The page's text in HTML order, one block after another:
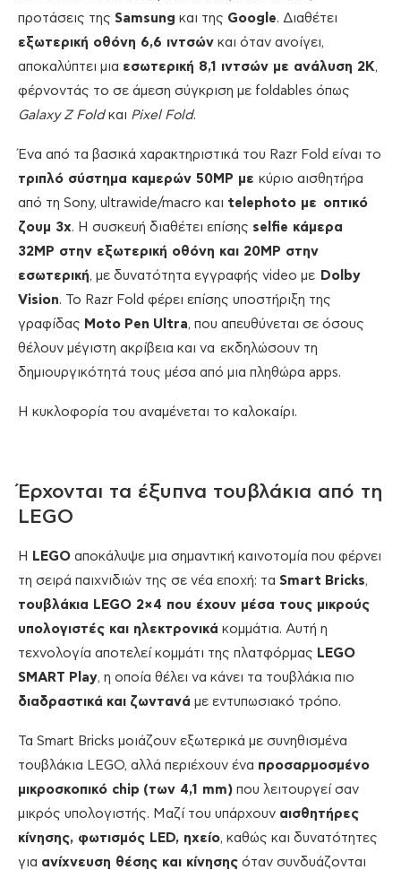
προτάσεις της Samsung και της Google. Διαθέτει
εξωτερική οθόνη 6,6 ιντσών και όταν ανοίγει,
αποκαλύπτει μια εσωτερική 8,1 ιντσών με ανάλυση 2 K,
φέρνοντάς το σε άμεση σύγκριση με foldables όπως
Galaxy Z Foldκαι Pixel Fold.
Ένα από τα βασικά χαρακτηριστικά του Razr Fold είναι το
τριπλό σύστημα καμερών 50 MP με κύριο αισθητήρα
από τη Sony, ultrawide/macro και telephoto με οπτικό
ζουμ 3x. Η συσκευή διαθέτει επίσης selfie κάμερα
32 MP στην εξωτερική οθόνη και 20 MP στην
εσωτερική, με δυνατότητα εγγραφής video με Dolby
Vision. Το Razr Fold φέρει επίσης υποστήριξη της
γραφίδας Moto Pen Ultra, που απευθύνεται σε όσους
θέλουν μέγιστη ακρίβεια και να εκδηλώσουν τη
δημιουργικότητά τους μέσα από μια πληθώρα apps.
Η κυκλοφορία του αναμένεται το καλοκαίρι.
Έρχονται τα έξυπνα τουβλάκια από τη
LEGO
Η LEGO αποκάλυψε μια σημαντική καινοτομία που φέρνει
τη σειρά παιχνιδιών της σε νέα εποχή: τα Smart Bricks,
τουβλάκια LEGO 2×4 που έχουν μέσα τους μικρούς
υπολογιστές και ηλεκτρονικά κομμάτια. Αυτή η
τεχνολογία αποτελεί κομμάτι της πλατφόρμας LEGO
SMART Play, η οποία θέλει να κάνει τα τουβλάκια πιο
διαδραστικά και ζωντανά με εντυπωσιακό τρόπο.
Τα Smart Bricks μοιάζουν εξωτερικά με συνηθισμένα
τουβλάκια LEGO, αλλά περιέχουν ένα προσαρμοσμένο
μικροσκοπικό chip (των 4,1 mm) που λειτουργεί σαν
μικρός υπολογιστής. Μαζί του υπάρχουν αισθητήρες
κίνησης, φωτισμός LED, ηχείο, καθώς και δυνατότητες
για ανίχνευση θέσης και κίνησης όταν συνδυάζονται